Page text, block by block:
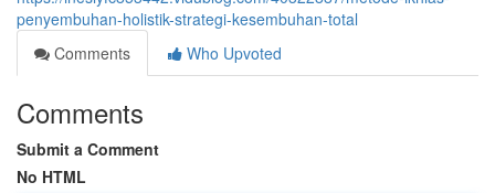
penyembuhan-holistik-strategi-kesembuhan-total
Comments
Who Upvoted
Comments
Submit a Comment
No HTML